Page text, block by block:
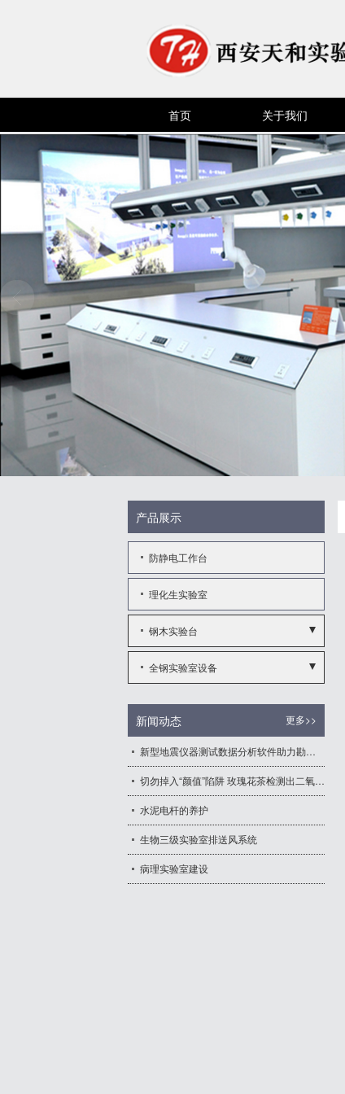
首页 关于我们
产品展示
防静电工作台
理化生实验室
钢木实验台
- 实验边台
全钢实验室设备
- 实验边台
- 中央实验台
更多>>
新闻动态
新型地震仪器测试数据分析软件助力勘探生产提速提效
切勿掉入“颜值”陷阱 玫瑰花茶检测出二氧化硫超标
水泥电杆的养护
生物三级实验室排送风系统
病理实验室建设